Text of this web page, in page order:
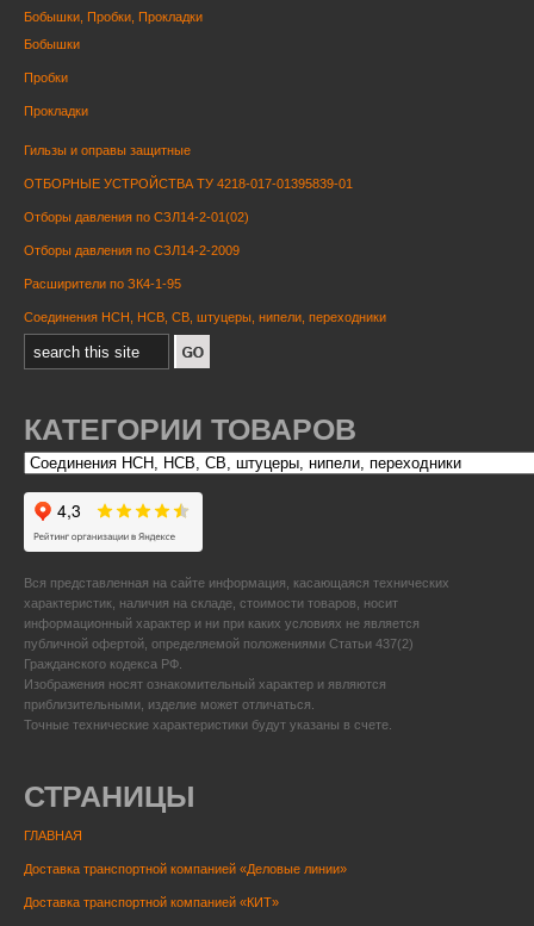
Бобышки, Пробки, Прокладки
Бобышки
Пробки
Прокладки
Гильзы и оправы защитные
ОТБОРНЫЕ УСТРОЙСТВА ТУ 4218-017-01395839-01
Отборы давления по СЗЛ14-2-01(02)
Отборы давления по СЗЛ14-2-2009
Расширители по ЗК4-1-95
Соединения НСН, НСВ, СВ, штуцеры, нипели, переходники
КАТЕГОРИИ ТОВАРОВ
Вся представленная на сайте информация, касающаяся технических
характеристик, наличия на складе, стоимости товаров, носит
информационный характер и ни при каких условиях не является
публичной офертой, определяемой положениями Статьи 437(2)
Гражданского кодекса РФ.
Изображения носят ознакомительный характер и являются
приблизительными, изделие может отличаться.
Точные технические характеристики будут указаны в счете.
СТРАНИЦЫ
ГЛАВНАЯ
Доставка транспортной компанией «Деловые линии»
Доставка транспортной компанией «КИТ»